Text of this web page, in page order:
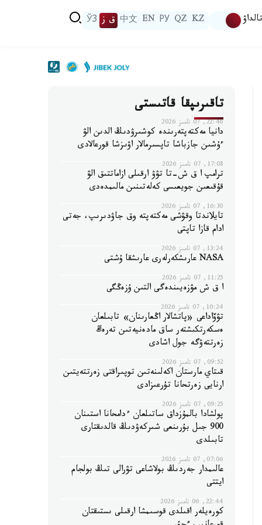
تالداۋ KZ
QZ
РУ
EN
中文 ق ز ЎЗ
تاقىرىپقا قاتىستى
22:46, 07 تامىز 2026
دانيا مەكتەپتەرىندە كوشىرۋدىڭ الدىن الۋ
ءۇشىن جازباشا تاپسىرمالار اۋىزشا قورعالادى
17:08, 07 تامىز 2026
ترامپ ا ق ش-تا تۋۋ ارقىلى ازاماتتىق الۋ
قۇقىعىن جويعىسى كەلەتىنىن مالىمدەدى
16:30, 07 تامىز 2026
تايلاندتا وقۋشى مەكتەپتە وق جاۋدىرىپ، جەتى
ادام قازا تاپتى
13:24, 07 تامىز 2026
NASA عارىشكەرلەرى عارىشقا ۇشتى
11:25, 07 تامىز 2026
ا ق ش مۋزەيىندەگى التىن ۇزەڭگى
10:24, 07 تامىز 2026
تۋۆاداعى «پاتشالار اڭعارىنان» تابىلعان
ەسكەرتكىشتەر ساق مادەنيەتىن تەرەڭ
زەرتتەۋگە جول اشادى
09:52, 07 تامىز 2026
قىتاي مارستان اكەلىنەتىن توپىراقتى زەرتتەيتىن
ارنايى زەرتحانا تۇرعىزادى
09:25, 07 تامىز 2026
پولشادا بالمۇزداق ساتىلعان ءدامحانا استىنان
900 جىل بۇرىنعى شىركەۋدىڭ قالدىقتارى
تابىلدى
07:06, 07 تامىز 2026
عالىمدار جەردىڭ بولاشاعى تۋرالى تىڭ بولجام
ايتتى
22:44, 06 تامىز 2026
كورەيلەر اقىلدى قوسىمشا ارقىلى ىستىقتان